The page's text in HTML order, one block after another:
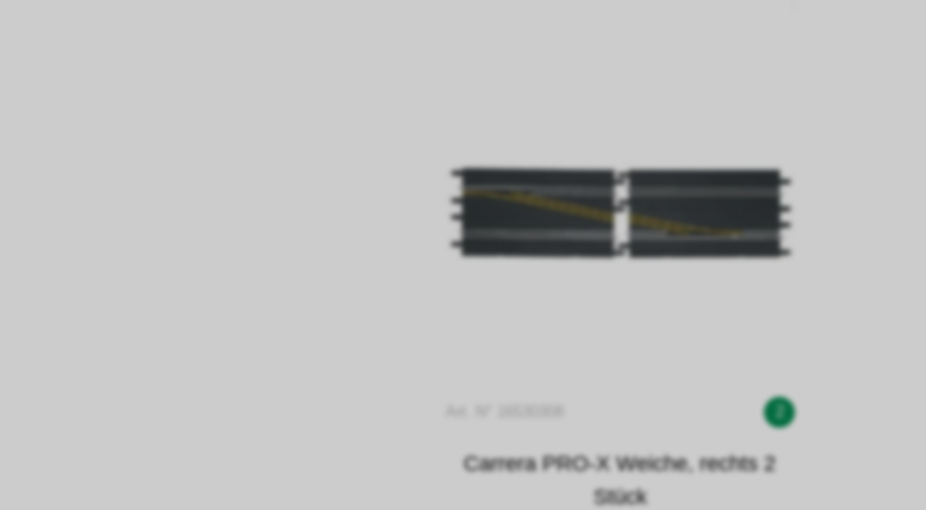
Carrera PRO-X Weiche, rechts 2
Stück